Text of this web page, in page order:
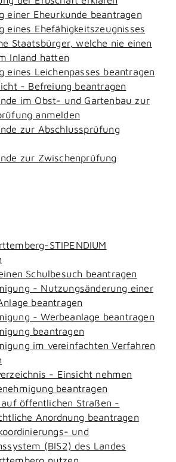
einer Eheurkunde beantragen
eines Ehefähigkeitszeugnisses
Staatsbürger, welche nie einen
Inland hatten
eines Leichenpasses beantragen
- Befreiung beantragen
im Obst- und Gartenbau zur
anmelden
zur Abschlussprüfung
zur Zwischenprüfung
STIPENDIUM
Schulbesuch beantragen
- Nutzungsänderung einer
beantragen
- Werbeanlage beantragen
beantragen
im vereinfachten Verfahren
- Einsicht nehmen
beantragen
öffentlichen Straßen -
Anordnung beantragen
und
(BIS2) des Landes